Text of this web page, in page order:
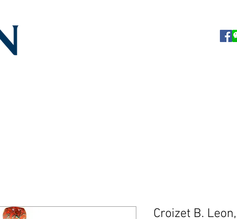
Croizet B.